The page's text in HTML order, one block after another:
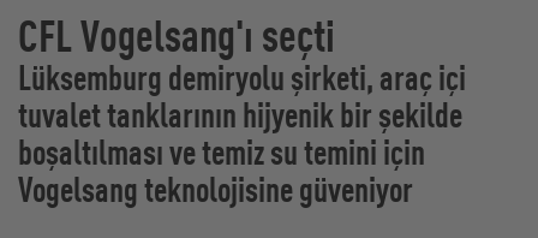
CFL Vogelsang'ı seçti
Lüksemburg demiryolu şirketi, araç içi
tuvalet tanklarının hijyenik bir şekilde
boşaltılması ve temiz su temini için
Vogelsang teknolojisine güveniyor